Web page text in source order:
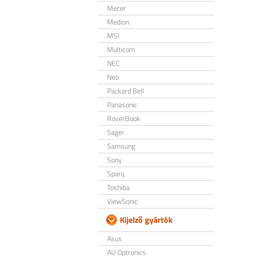
Mecer
Medion
MSI
Multicom
NEC
Neo
Packard Bell
Panasonic
RoverBook
Sager
Samsung
Sony
Sparq
Toshiba
ViewSonic
Kijelző gyártók
Asus
AU Optronics